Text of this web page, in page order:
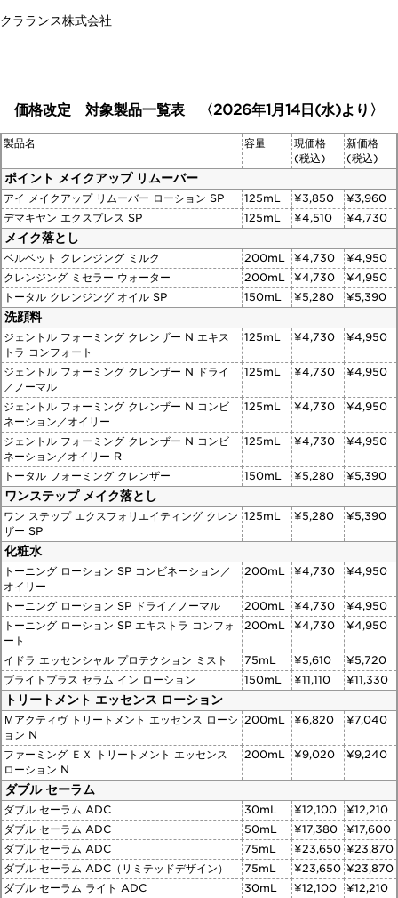
クラランス株式会社
価格改定 対象製品一覧表 〈2026年1月14日(水)より〉
製品名 容量
現価格
(税込)
新価格
(税込)
ポイント メイクアップ リムーバー
アイ メイクアップ リムーバー ローション SP 125mL ¥3,850
¥3,960
デマキヤン エクスプレス SP
125mL ¥4,510 ¥4,730
メイク落とし
ベルベット クレンジング ミルク 200mL ¥4,730
¥4,950
クレンジング ミセラー ウォーター
200mL ¥4,730
¥4,950
トータル クレンジング オイル SP
150mL ¥5,280 ¥5,390
洗顔料
ジェントル フォーミング クレンザー N エキス
トラ コンフォート
125mL ¥4,730 ¥4,950
ジェントル フォーミング クレンザー N ドライ
／ノーマル
125mL ¥4,730 ¥4,950
ジェントル フォーミング クレンザー N コンビ
ネーション／オイリー
125mL ¥4,730 ¥4,950
ジェントル フォーミング クレンザー N コンビ
ネーション／オイリー R
125mL ¥4,730 ¥4,950
トータル フォーミング クレンザー 150mL ¥5,280 ¥5,390
ワンステップ メイク落とし
ワン ステップ エクスフォリエイティング クレン
ザー SP
125mL ¥5,280 ¥5,390
化粧水
トーニング ローション SP コンビネーション／
オイリー
200mL ¥4,730 ¥4,950
トーニング ローション SP ドライ／ノーマル 200mL ¥4,730
¥4,950
トーニング ローション SP エキストラ コンフォ
ート
200mL ¥4,730 ¥4,950
イドラ エッセンシャル プロテクション ミスト 75mL ¥5,610
¥5,720
ブライトプラス セラム イン ローション
150mL ¥11,110 ¥11,330
トリートメント エッセンス ローション
Ｍアクティヴ トリートメント エッセンス ローシ
ョン N
200mL ¥6,820 ¥7,040
ファーミング ＥＸ トリートメント エッセンス
ローション N
200mL ¥9,020 ¥9,240
ダブル セーラム
ダブル セーラム ADC 30mL ¥12,100
¥12,210
ダブル セーラム ADC
50mL ¥17,380
¥17,600
ダブル セーラム ADC
75mL ¥23,650 ¥23,870
ダブル セーラム ADC（リミテッドデザイン）
75mL ¥23,650 ¥23,870
ダブル セーラム ライト ADC
30mL ¥12,100
¥12,210